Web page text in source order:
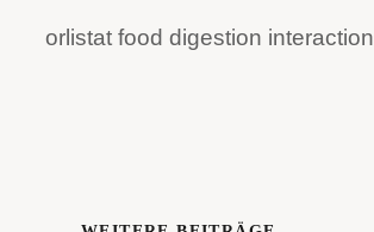
orlistat food digestion interaction